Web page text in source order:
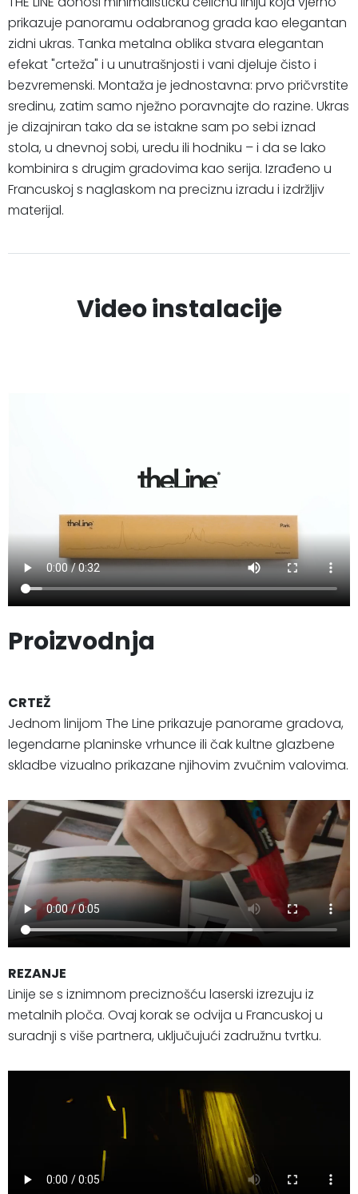
prikazuje panoramu odabranog grada kao elegantan
zidni ukras. Tanka metalna oblika stvara elegantan
efekat "crteža" i u unutrašnjosti i vani djeluje čisto i
bezvremenski. Montaža je jednostavna: prvo pričvrstite
sredinu, zatim samo nježno poravnajte do razine. Ukras
je dizajniran tako da se istakne sam po sebi iznad
stola, u dnevnoj sobi, uredu ili hodniku – i da se lako
kombinira s drugim gradovima kao serija. Izrađeno u
Francuskoj s naglaskom na preciznu izradu i izdržljiv
materijal.
Video instalacije
Proizvodnja
CRTEŽ
Jednom linijom The Line prikazuje panorame gradova,
legendarne planinske vrhunce ili čak kultne glazbene
skladbe vizualno prikazane njihovim zvučnim valovima.
REZANJE
Linije se s iznimnom preciznošću laserski izrezuju iz
metalnih ploča. Ovaj korak se odvija u Francuskoj u
suradnji s više partnera, uključujući zadružnu tvrtku.